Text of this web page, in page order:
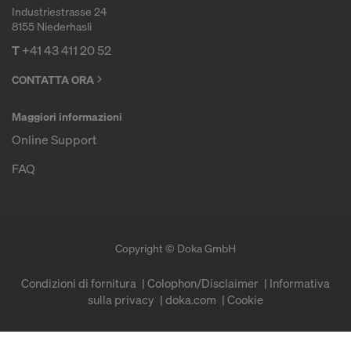
Industriestrasse 24
8155 Niederhasli
T+41 43 411 20 52
CONTATTA ORA
Maggiori informazioni
Online Support
FAQ
Copyright © Doka GmbH
Condizioni di fornitura Colophon/Disclaimer
Informativa
sulla privacy
doka.com Cookie